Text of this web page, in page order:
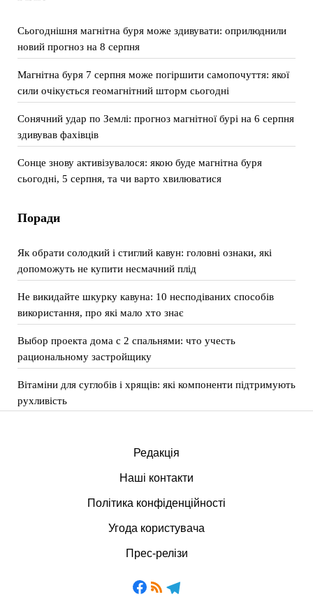
Сьогоднішня магнітна буря може здивувати: оприлюднили
новий прогноз на 8 серпня
Магнітна буря 7 серпня може погіршити самопочуття: якої
сили очікується геомагнітний шторм сьогодні
Сонячний удар по Землі: прогноз магнітної бурі на 6 серпня
здивував фахівців
Сонце знову активізувалося: якою буде магнітна буря
сьогодні, 5 серпня, та чи варто хвилюватися
Поради
Як обрати солодкий і стиглий кавун: головні ознаки, які
допоможуть не купити несмачний плід
Не викидайте шкурку кавуна: 10 несподіваних способів
використання, про які мало хто знає
Выбор проекта дома с 2 спальнями: что учесть
рациональному застройщику
Вітаміни для суглобів і хрящів: які компоненти підтримують
рухливість
Редакція
Наші контакти
Політика конфіденційності
Угода користувача
Прес-релізи